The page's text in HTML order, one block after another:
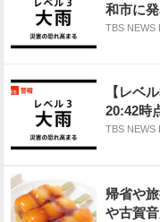
和市に
TBS NEWS
【レベ
20:42時
TBS NEWS
帰省や
や古賀